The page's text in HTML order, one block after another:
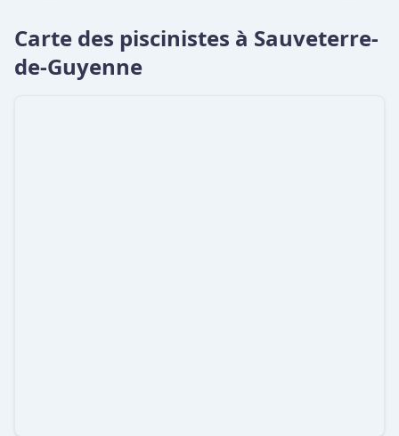
Carte des piscinistes à Sauveterre-
de-Guyenne